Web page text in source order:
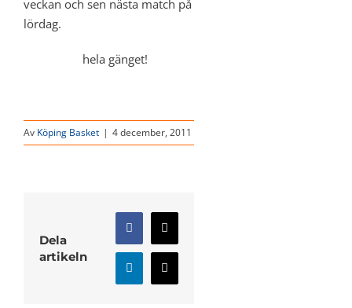
veckan och sen nästa match på
lördag.
hela gänget!
Av Köping Basket | 4 december, 2011
Dela
artikeln
Facebook
X
LinkedInE-
post